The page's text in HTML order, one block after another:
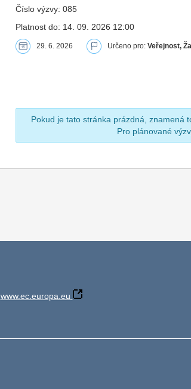
Číslo výzvy: 085
Platnost do: 14. 09. 2026 12:00
29. 6. 2026 Určeno pro:Veřejnost,
Pokud je tato stránka prázdná, znamená
Pro plánované
www.ec.europa.eu